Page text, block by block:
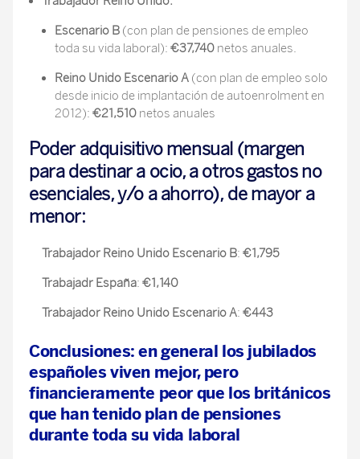
Escenario B (con plan de pensiones de empleo
toda su vida laboral): €37,740 netos anuales.
Reino Unido Escenario A (con plan de empleo solo
desde inicio de implantación de autoenrolment en
2012): €21,510 netos anuales
Poder adquisitivo mensual (margen
para destinar a ocio, a otros gastos no
esenciales, y/o a ahorro),de mayor a
menor:
Trabajador Reino Unido Escenario B: €1,795
Trabajadr España: €1,140
Trabajador Reino Unido Escenario A: €443
Conclusiones: en general los jubilados
españoles viven mejor, pero
financieramente peor que los británicos
que han tenido plan de pensiones
durante toda su vida laboral